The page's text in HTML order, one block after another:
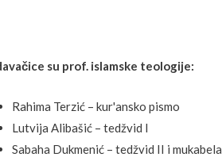
su prof. islamske teologije:
Rahima Terzić – kur'ansko pismo
Lutvija Alibašić – tedžvid I
Sabaha Dukmenić – tedžvid II i mukabela